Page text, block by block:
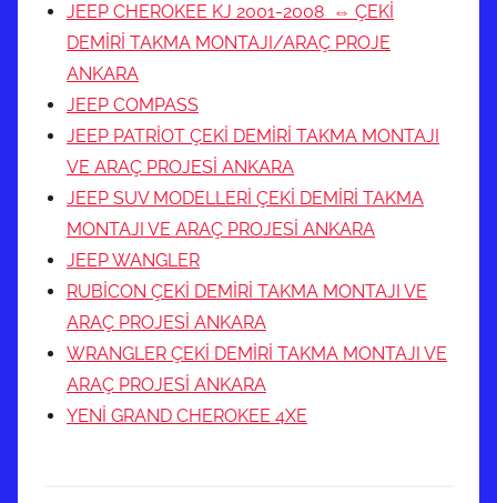
JEEP CHEROKEE KJ 2001-2008 ⇔ ÇEKİ
DEMİRİ TAKMA MONTAJI/ARAÇ PROJE
ANKARA
JEEP COMPASS
JEEP PATRİOT ÇEKİ DEMİRİ TAKMA MONTAJI
VE ARAÇ PROJESİ ANKARA
JEEP SUV MODELLERİ ÇEKİ DEMİRİ TAKMA
MONTAJI VE ARAÇ PROJESİ ANKARA
JEEP WANGLER
RUBİCON ÇEKİ DEMİRİ TAKMA MONTAJI VE
ARAÇ PROJESİ ANKARA
WRANGLER ÇEKİ DEMİRİ TAKMA MONTAJI VE
ARAÇ PROJESİ ANKARA
YENİ GRAND CHEROKEE 4XE